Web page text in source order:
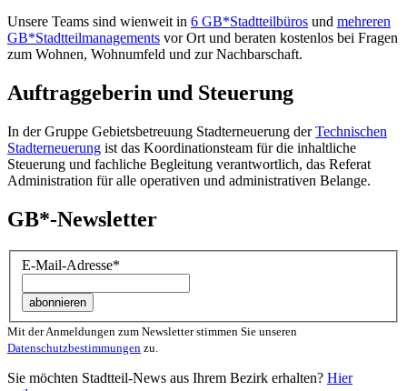
Unsere Teams sind wienweit in 6 GB*Stadtteilbüros und mehreren
GB*Stadtteilmanagements vor Ort und beraten kostenlos bei Fragen
zum Wohnen, Wohnumfeld und zur Nachbarschaft.
Auftraggeberin und Steuerung
In der Gruppe Gebietsbetreuung Stadterneuerung derTechnischen
Stadterneuerung ist das Koordinationsteam für die inhaltliche
Steuerung und fachliche Begleitung verantwortlich, das Referat
Administration für alle operativen und administrativen Belange.
GB*-Newsletter
E-Mail-Adresse*
Mit der Anmeldungen zum Newsletter stimmen Sie unseren
Datenschutzbestimmungen zu.
Sie möchten Stadtteil-News aus Ihrem Bezirk erhalten? Hier